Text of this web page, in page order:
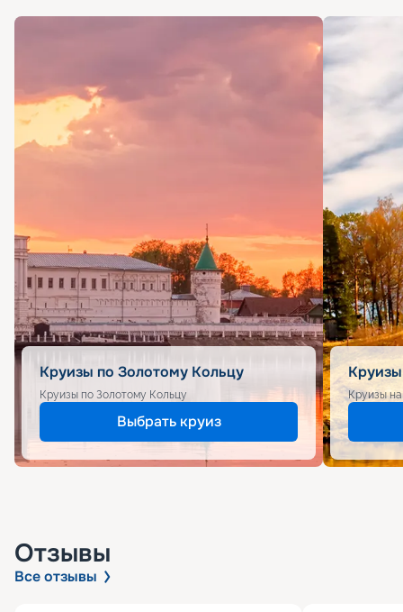
Круизы по Золотому Кольцу
Круизы по Золотому Кольцу
Выбрать круиз
Круизы
Отзывы
Все отзывы